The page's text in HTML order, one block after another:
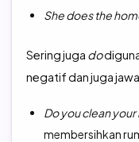
She does the
Sering juga do
negatif dan juga
Do you clean your
membersihkan